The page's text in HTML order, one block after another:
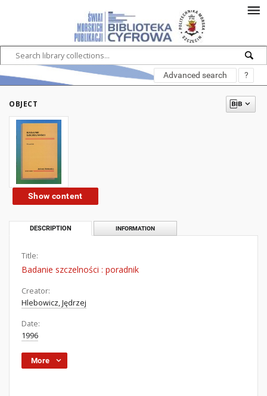
Advanced search ?
OBJECT
Show content
DESCRIPTION INFORMATION
Title:
Badanie szczelności : poradnik
Creator:
Hlebowicz, Jędrzej
Date:
1996
More